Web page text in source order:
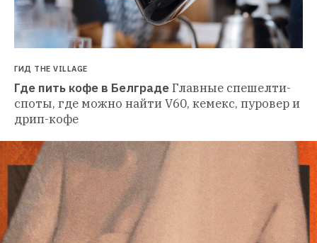
ГИД THE VILLAGE
Где пить кофе в БелградеГлавные спешелти-
споты, где можно найти V60, кемекс, пуровер и
дрип-кофе